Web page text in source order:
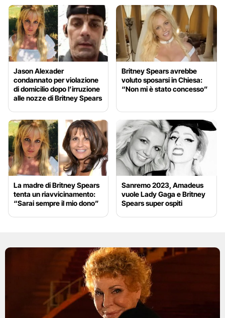
Jason Alexader
condannato per violazione
di domicilio dopo l’irruzione
alle nozze di Britney Spears
Britney Spears avrebbe
voluto sposarsi in Chiesa:
“Non mi è stato concesso”
La madre di Britney Spears
tenta un riavvicinamento:
“Sarai sempre il mio dono”
Sanremo 2023, Amadeus
vuole Lady Gaga e Britney
Spears super ospiti